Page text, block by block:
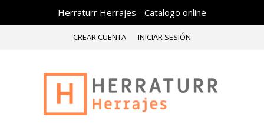
Herraturr Herrajes - Catalogo online
CREAR CUENTA INICIAR SESIÓN